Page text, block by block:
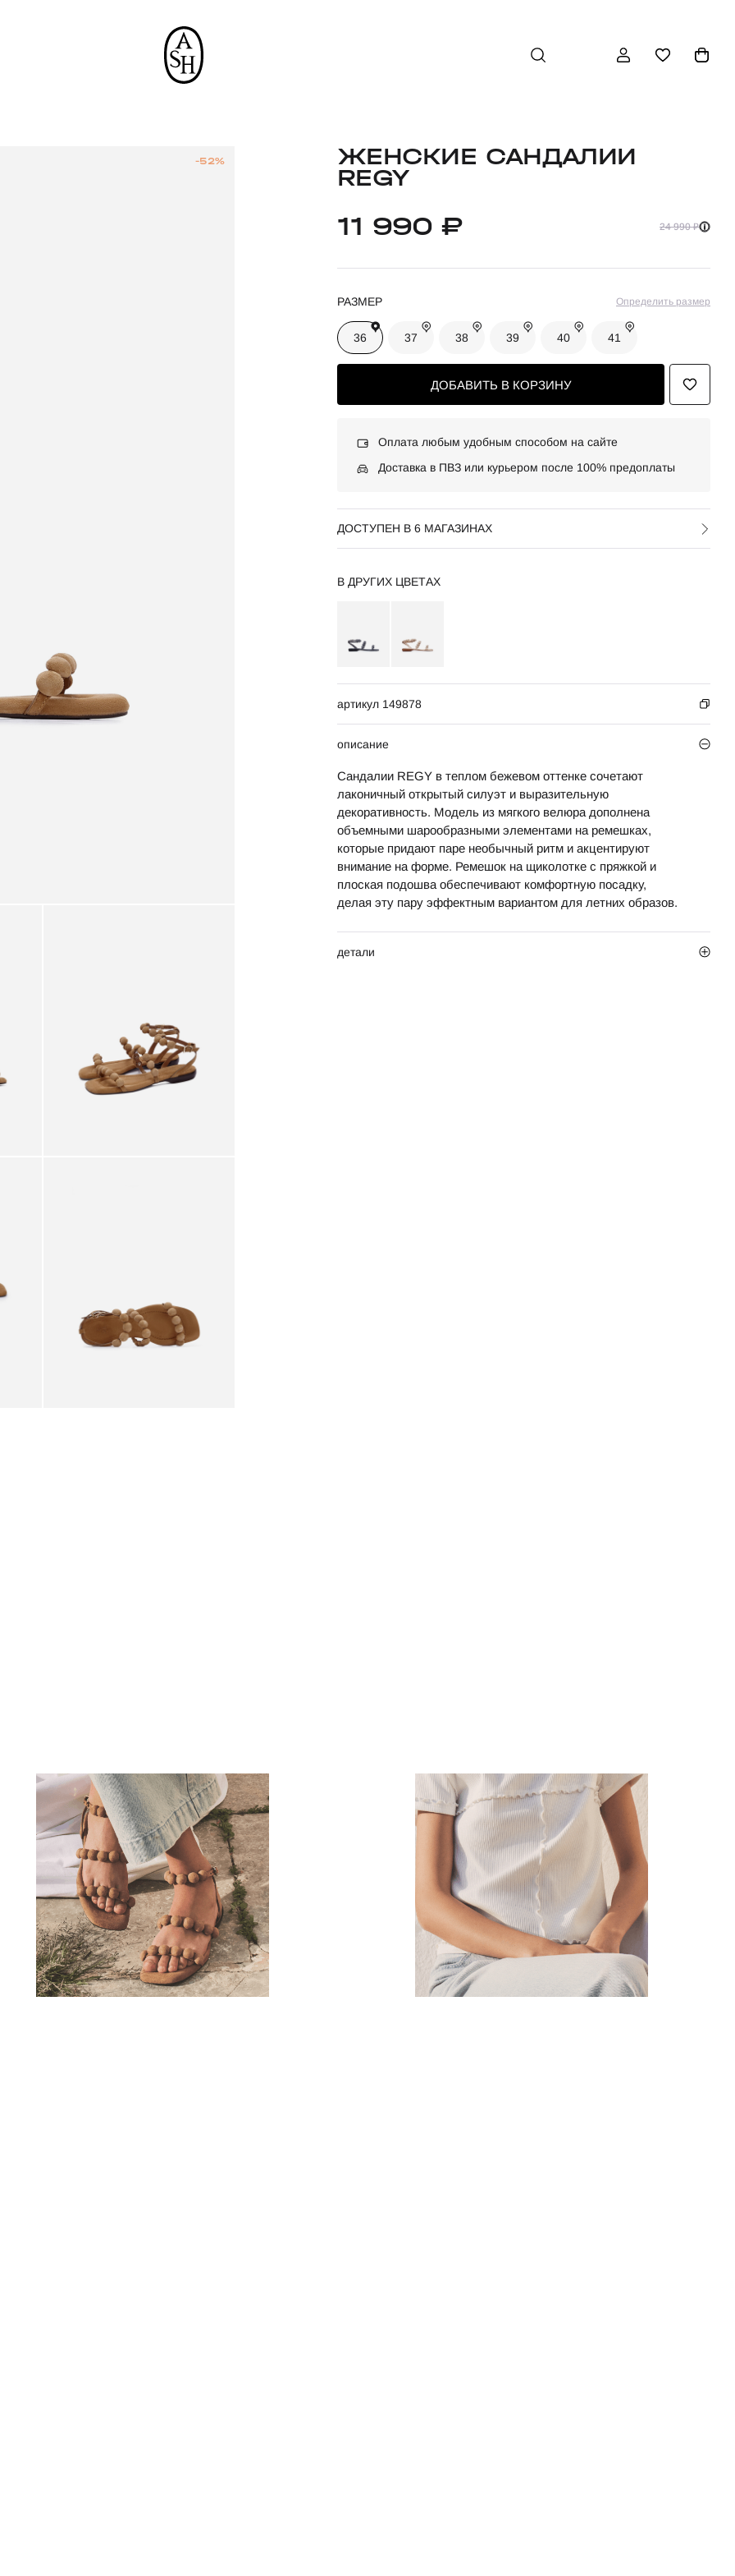
-52% ЖЕНСКИЕ САНДАЛИИ
REGY
11 990 ₽ 24 990 ₽
РАЗМЕР Определить размер
36 37 38 39 40 41
ДОБАВИТЬ В КОРЗИНУ
Оплата любым удобным способом на сайте
Доставка в ПВЗ или курьером после 100% предоплаты
ДОСТУПЕН В 6 МАГАЗИНАХ
В ДРУГИХ ЦВЕТАХ
артикул 149878
описание
Сандалии REGY в теплом бежевом оттенке сочетают
лаконичный открытый силуэт и выразительную
декоративность. Модель из мягкого велюра дополнена
объемными шарообразными элементами на ремешках,
которые придают паре необычный ритм и акцентируют
внимание на форме. Ремешок на щиколотке с пряжкой и
плоская подошва обеспечивают комфортную посадку,
делая эту пару эффектным вариантом для летних образов.
детали